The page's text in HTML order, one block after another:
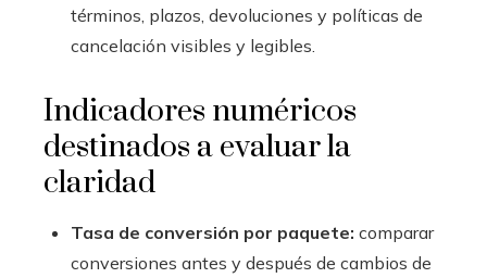
términos, plazos, devoluciones y políticas de
cancelación visibles y legibles.
Indicadores numéricos
destinados a evaluar la
claridad
Tasa de conversión por paquete: comparar
conversiones antes y después de cambios de